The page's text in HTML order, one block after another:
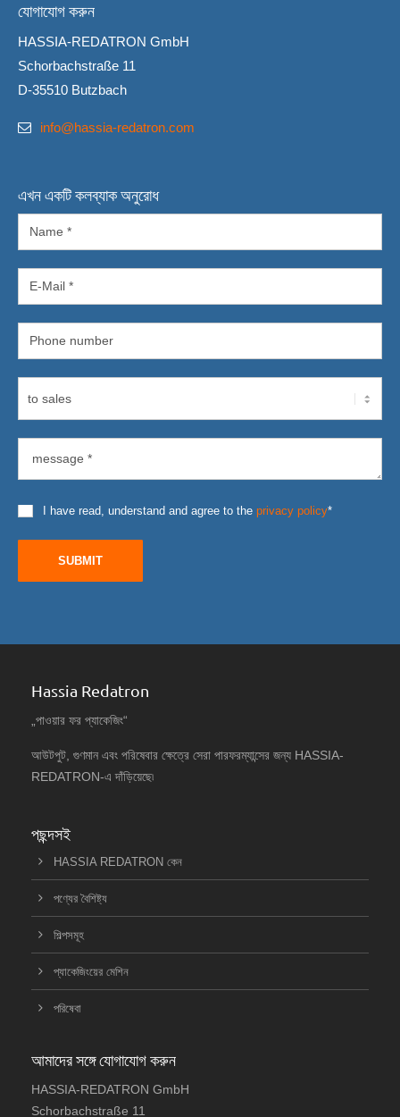
যোগাযোগ করুন
HASSIA-REDATRON GmbH
Schorbachstraße 11
D-35510 Butzbach
info@hassia-redatron.com
এখন একটি কলব্যাক অনুরোধ
I have read, understand and agree to the privacy policy*
SUBMIT
Hassia Redatron
„পাওয়ার ফর প্যাকেজিং“
আউটপুট, গুণমান এবং পরিষেবার ক্ষেত্রে সেরা পারফরম্যান্সের জন্য HASSIA-
REDATRON-এ দাঁড়িয়েছে৷
পছন্দসই
HASSIA REDATRON কেন
পণ্যের বৈশিষ্ট্য
শিল্পসমূহ
প্যাকেজিংয়ের মেশিন
পরিষেবা
আমাদের সঙ্গে যোগাযোগ করুন
HASSIA-REDATRON GmbH
Schorbachstraße 11